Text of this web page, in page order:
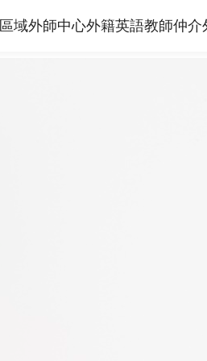
區域外師中心外籍英語教師仲介